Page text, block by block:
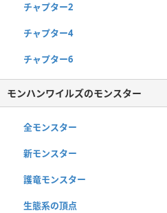
チャプター2
チャプター4
チャプター6
モンハンワイルズのモンスター
全モンスター
新モンスター
護竜モンスター
生態系の頂点